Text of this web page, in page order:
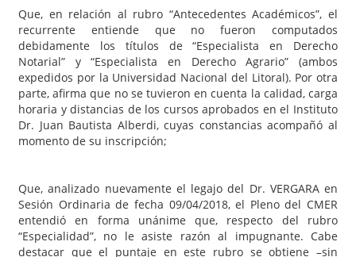
Que, en relación al rubro “Antecedentes Académicos”, el
recurrente entiende que no fueron computados
debidamente los títulos de “Especialista en Derecho
Notarial” y “Especialista en Derecho Agrario” (ambos
expedidos por la Universidad Nacional del Litoral). Por otra
parte, afirma que no se tuvieron en cuenta la calidad, carga
horaria y distancias de los cursos aprobados en el Instituto
Dr. Juan Bautista Alberdi, cuyas constancias acompañó al
momento de su inscripción;
Que, analizado nuevamente el legajo del Dr. VERGARA en
Sesión Ordinaria de fecha 09/04/2018, el Pleno del CMER
entendió en forma unánime que, respecto del rubro
“Especialidad”, no le asiste razón al impugnante. Cabe
destacar que el puntaje en este rubro se obtiene –sin